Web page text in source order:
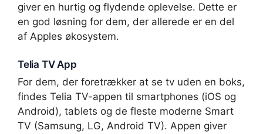
giver en hurtig og flydende oplevelse. Dette er
en god løsning for dem, der allerede er en del
af Apples økosystem.
Telia TV App
For dem, der foretrækker at se tv uden en boks,
findes Telia TV-appen til smartphones (iOS og
Android), tablets og de fleste moderne Smart
TV (Samsung, LG, Android TV). Appen giver